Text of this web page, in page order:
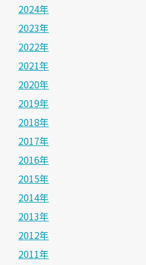
2024年
2023年
2022年
2021年
2020年
2019年
2018年
2017年
2016年
2015年
2014年
2013年
2012年
2011年